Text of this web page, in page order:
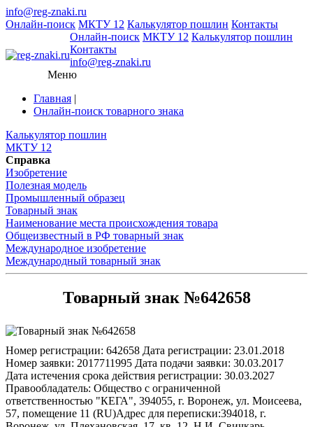
info@reg-znaki.ru
Онлайн-поиск МКТУ 12 Калькулятор пошлин Контакты
Онлайн-поиск МКТУ 12 Калькулятор пошлин
Контакты
info@reg-znaki.ru
Меню
Главная |
Онлайн-поиск товарного знака
Калькулятор пошлин
МКТУ 12
Справка
Изобретение
Полезная модель
Промышленный образец
Товарный знак
Наименование места происхождения товара
Общеизвестный в РФ товарный знак
Международное изобретение
Международный товарный знак
Товарный знак №642658
Номер регистрации: 642658 Дата регистрации: 23.01.2018
Номер заявки: 2017711995 Дата подачи заявки: 30.03.2017
Дата истечения срока действия регистрации: 30.03.2027
Правообладатель: Общество с ограниченной
ответственностью "КЕГА", 394055, г. Воронеж, ул. Моисеева,
57, помещение 11 (RU)Адрес для переписки:394018, г.